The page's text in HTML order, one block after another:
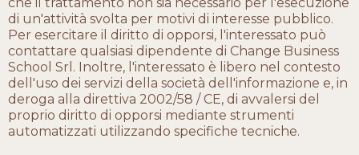
di un'attività svolta per motivi di interesse pubblico.
Per esercitare il diritto di opporsi, l'interessato può
contattare qualsiasi dipendente di Change Business
School Srl. Inoltre, l'interessato è libero nel contesto
dell'uso dei servizi della società dell'informazione e, in
deroga alla direttiva 2002/58 / CE, di avvalersi del
proprio diritto di opporsi mediante strumenti
automatizzati utilizzando specifiche tecniche.